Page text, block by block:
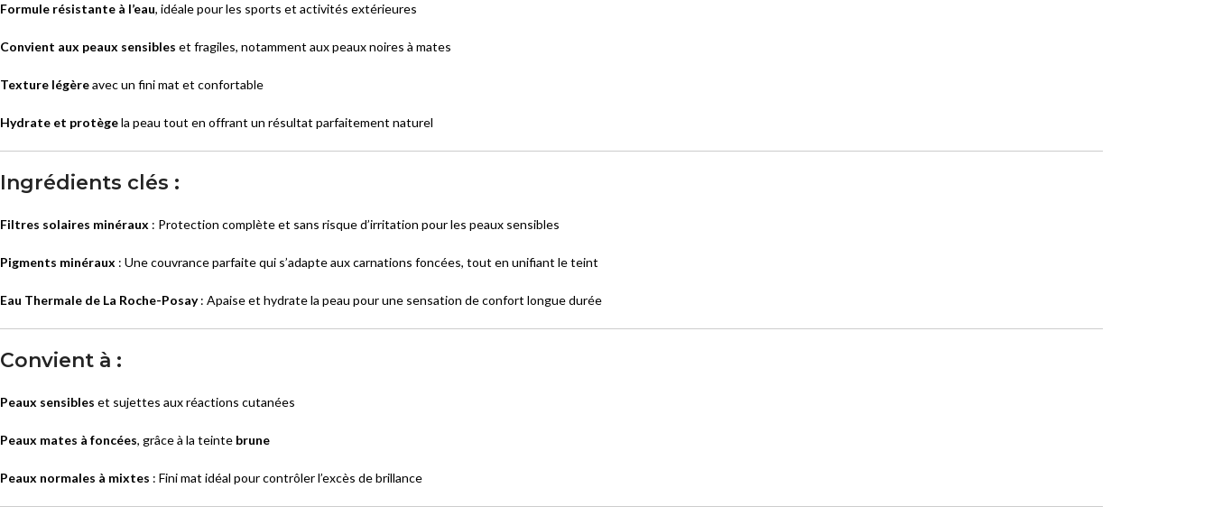
Formule résistante à l’eau, idéale pour les sports et activités extérieures
Convient aux peaux sensibles et fragiles, notamment aux peaux noires à mates
Texture légèreavec un fini mat et confortable
Hydrate et protègela peau tout en offrant un résultat parfaitement naturel
Ingrédients clés :
Filtres solaires minéraux : Protection complète et sans risque d’irritation pour les peaux sensibles
Pigments minéraux : Une couvrance parfaite qui s’adapte aux carnations foncées, tout en unifiant le teint
Eau Thermale de La Roche-Posay: Apaise et hydrate la peau pour une sensation de confort longue durée
Convient à :
Peaux sensibles et sujettes aux réactions cutanées
Peaux mates à foncées, grâce à la teinte brune
Peaux normales à mixtes : Fini mat idéal pour contrôler l’excès de brillance